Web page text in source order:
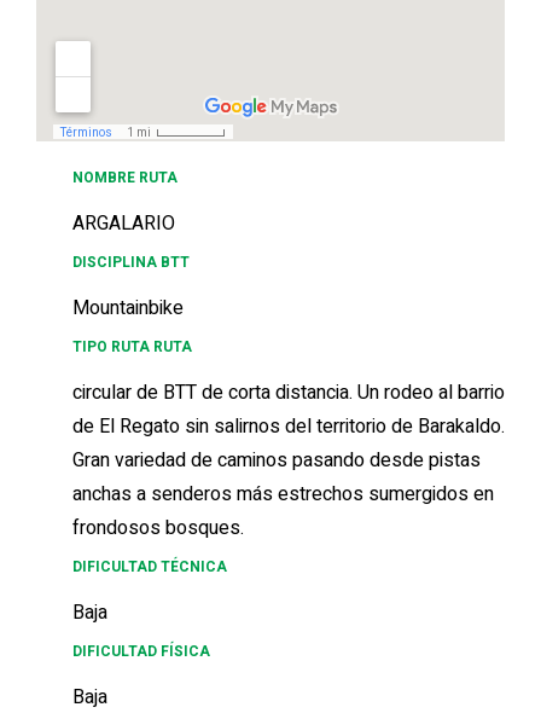
NOMBRE RUTA
ARGALARIO
DISCIPLINA BTT
Mountainbike
TIPO RUTA RUTA
circular de BTT de corta distancia. Un rodeo al barrio
de El Regato sin salirnos del territorio de Barakaldo.
Gran variedad de caminos pasando desde pistas
anchas a senderos más estrechos sumergidos en
frondosos bosques.
DIFICULTAD TÉCNICA
Baja
DIFICULTAD FÍSICA
Baja